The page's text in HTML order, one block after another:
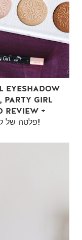
EYESHADOW
PARTY GIRL
REVIEW +
GIVEAWAY! / פלטה של קרלי בייבל ועוד!